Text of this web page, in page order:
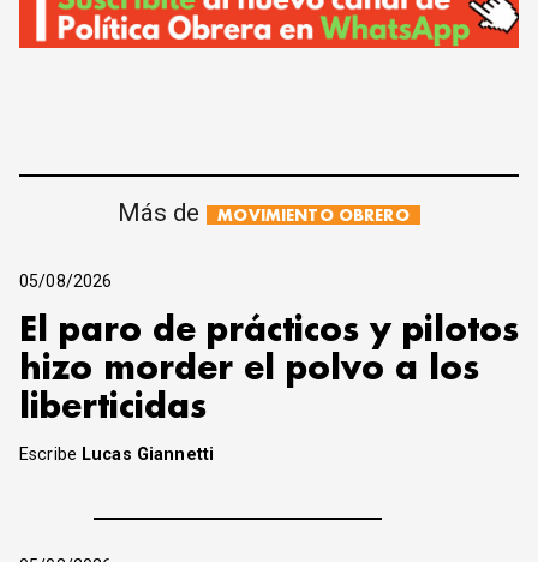
Más de MOVIMIENTO OBRERO
05/08/2026
El paro de prácticos y pilotos
hizo morder el polvo a los
liberticidas
Escribe Lucas Giannetti